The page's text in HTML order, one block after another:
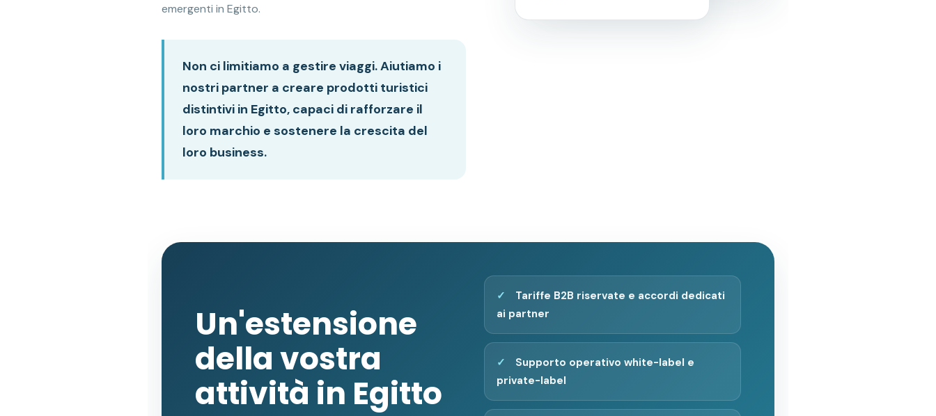
emergenti in Egitto.
Non ci limitiamo a gestire viaggi. Aiutiamo i
nostri partner a creare prodotti turistici
distintivi in Egitto, capaci di rafforzare il
loro marchio e sostenere la crescita del
loro business.
Un'estensione
della vostra
attività in Egitto
Tariffe B2B riservate e accordi dedicati
ai partner
Supporto operativo white-label e
private-label